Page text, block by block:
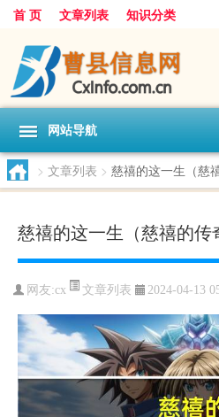
首 页 文章列表 知识分类
网站导航
> 文章列表 > 慈禧的这一生（慈
慈禧的这一生（慈禧的传
网友:cx 文章列表 2024-04-13